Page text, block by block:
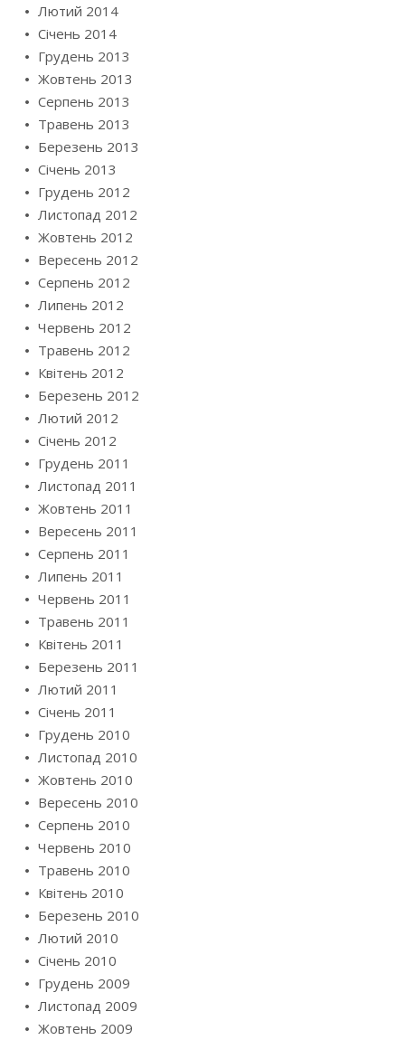
Лютий 2014
Січень 2014
Грудень 2013
Жовтень 2013
Серпень 2013
Травень 2013
Березень 2013
Січень 2013
Грудень 2012
Листопад 2012
Жовтень 2012
Вересень 2012
Серпень 2012
Липень 2012
Червень 2012
Травень 2012
Квітень 2012
Березень 2012
Лютий 2012
Січень 2012
Грудень 2011
Листопад 2011
Жовтень 2011
Вересень 2011
Серпень 2011
Липень 2011
Червень 2011
Травень 2011
Квітень 2011
Березень 2011
Лютий 2011
Січень 2011
Грудень 2010
Листопад 2010
Жовтень 2010
Вересень 2010
Серпень 2010
Червень 2010
Травень 2010
Квітень 2010
Березень 2010
Лютий 2010
Січень 2010
Грудень 2009
Листопад 2009
Жовтень 2009